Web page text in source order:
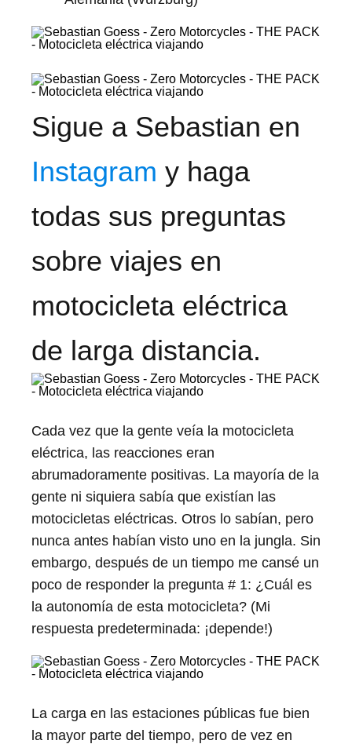
Sigue a Sebastian en
Instagram y haga
todas sus preguntas
sobre viajes en
motocicleta eléctrica
de larga distancia.
Cada vez que la gente veía la motocicleta
eléctrica, las reacciones eran
abrumadoramente positivas. La mayoría de la
gente ni siquiera sabía que existían las
motocicletas eléctricas. Otros lo sabían, pero
nunca antes habían visto uno en la jungla. Sin
embargo, después de un tiempo me cansé un
poco de responder la pregunta # 1: ¿Cuál es
la autonomía de esta motocicleta? (Mi
respuesta predeterminada: ¡depende!)
La carga en las estaciones públicas fue bien
la mayor parte del tiempo, pero de vez en